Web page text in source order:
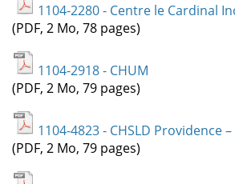
1104-2280 - Centre le Cardinal
(PDF, 2 Mo, 78 pages)
1104-2918 - CHUM
(PDF, 2 Mo, 79 pages)
1104-4823 - CHSLD Providence
(PDF, 2 Mo, 79 pages)